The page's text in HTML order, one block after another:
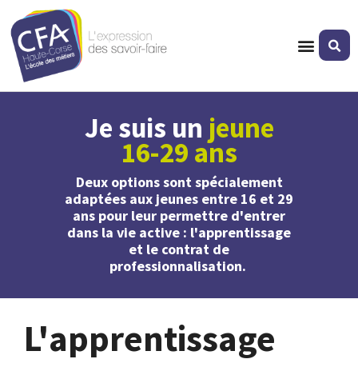
Je suis un jeune
16-29 ans
Deux options sont spécialement
adaptées aux jeunes entre 16 et 29
ans pour leur permettre d'entrer
dans la vie active : l'apprentissage
et le contrat de
professionnalisation.
L'apprentissage